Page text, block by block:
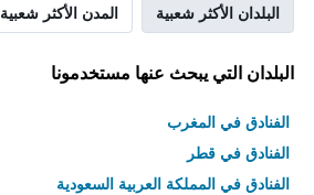
البلدان الأكثر شعبية المدن الأكثر شعبية
البلدان التي يبحث عنها مستخدمونا
الفنادق في المغرب
الفنادق في قطر
الفنادق في المملكة العربية السعودية